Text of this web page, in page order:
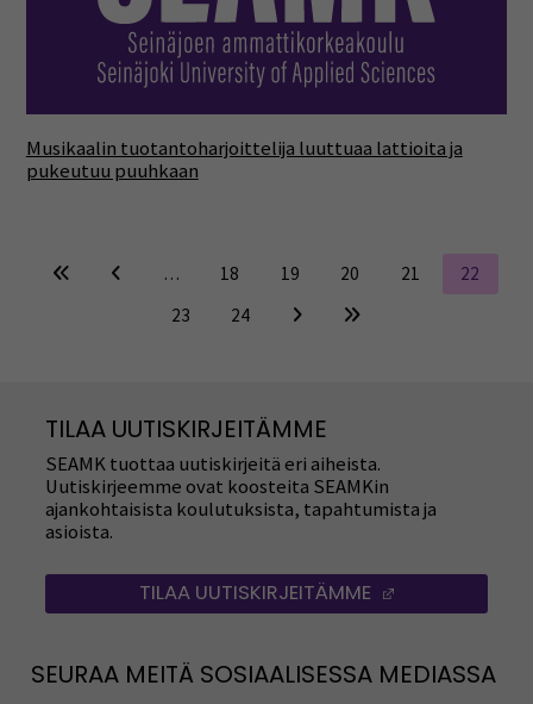
Musikaalin tuotantoharjoittelija luuttuaa lattioita ja
pukeutuu puuhkaan
… 18 19 20 21
22
23
24
TILAA UUTISKIRJEITÄMME
SEAMK tuottaa uutiskirjeitä eri aiheista.
Uutiskirjeemme ovat koosteita SEAMKin
ajankohtaisista koulutuksista, tapahtumista ja
asioista.
TILAA UUTISKIRJEITÄMME
SEURAA MEITÄ SOSIAALISESSA MEDIASSA